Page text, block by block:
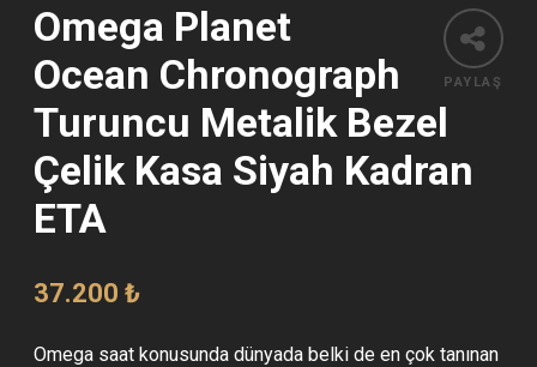
PAYLAŞ
Omega Planet
Ocean Chronograph
Turuncu Metalik Bezel
Çelik Kasa Siyah Kadran
ETA
37.200₺
Omega saat konusunda dünyada belki de en çok tanınan